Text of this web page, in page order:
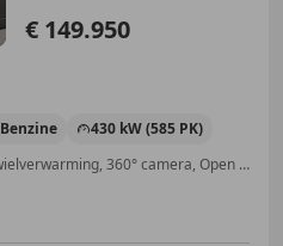
€ 149.950
Benzine
430 kW (585 PK)
Verwarming zetels achter, Stuurwielverwarming, 360° camera, Open dak, Voorruitverwarming, Sportpakket, Xenon verlichting, 4x4